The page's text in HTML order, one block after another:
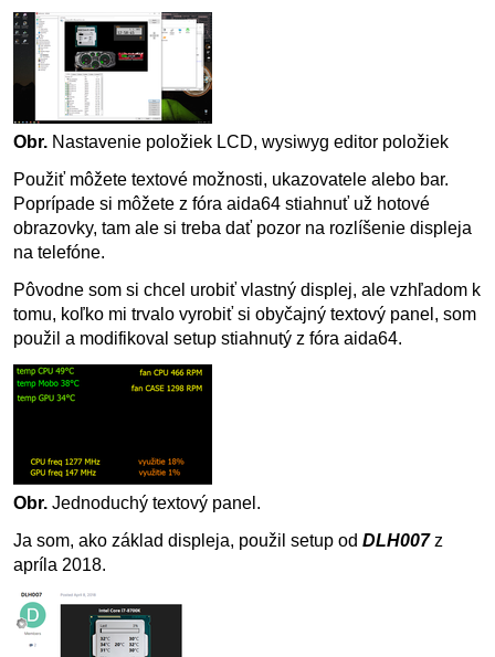
Obr. Nastavenie položiek LCD, wysiwyg editor položiek
Použiť môžete textové možnosti, ukazovatele alebo bar.
Poprípade si môžete z fóra aida64 stiahnuť už hotové
obrazovky, tam ale si treba dať pozor na rozlíšenie displeja
na telefóne.
Pôvodne som si chcel urobiť vlastný displej, ale vzhľadom k
tomu, koľko mi trvalo vyrobiť si obyčajný textový panel, som
použil a modifikoval setup stiahnutý z fóra aida64.
Obr. Jednoduchý textový panel.
Ja som, ako základ displeja, použil setup od DLH007z
apríla 2018.